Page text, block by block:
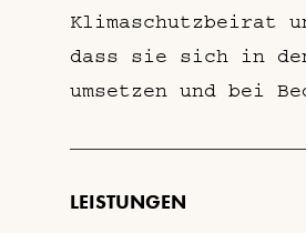
Klimaschutzbeirat
dass sie sich in
umsetzen und bei
LEISTUNGEN